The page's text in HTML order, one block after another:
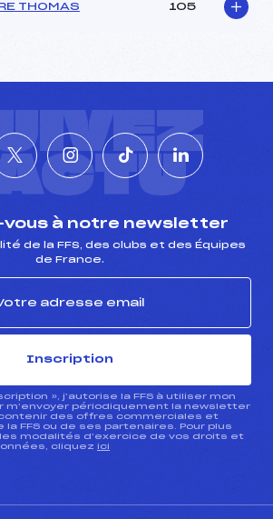
THOMAS 105
vous à notre newsletter
de la FFS, des clubs et des Équipes
de France.
Inscription
», j’autorise la FFS à utiliser mon
m’envoyer périodiquement la newsletter
contenir des offres commerciales et
FFS ou de ses partenaires. Pour plus
modalités d’exercice de vos droits et
cliquez ici